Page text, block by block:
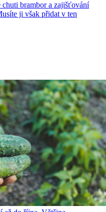
brambor a zajišťování
ji však přidat v ten